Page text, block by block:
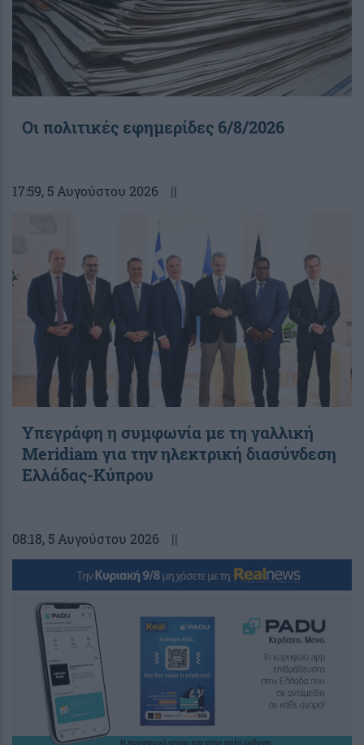
Οι πολιτικές εφημερίδες 6/8/2026
17:59, 5 Αυγούστου 2026 ||
Υπεγράφη η συμφωνία με τη γαλλική
Meridiam για την ηλεκτρική διασύνδεση
Ελλάδας-Κύπρου
08:18, 5 Αυγούστου 2026 ||